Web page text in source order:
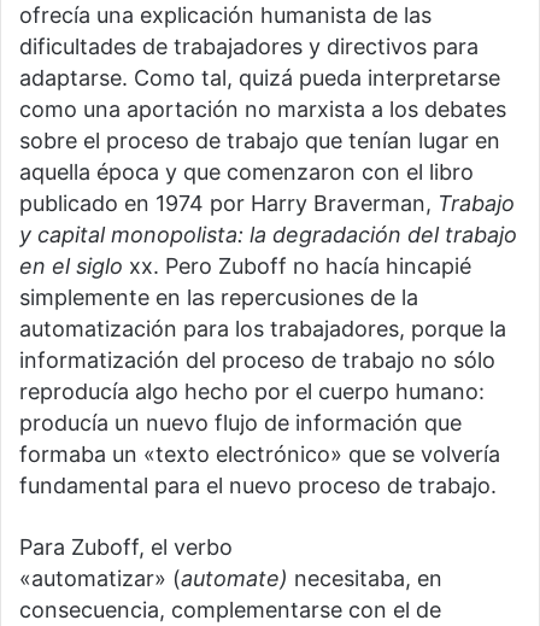
ofrecía una explicación humanista de las
dificultades de trabajadores y directivos para
adaptarse. Como tal, quizá pueda interpretarse
como una aportación no marxista a los debates
sobre el proceso de trabajo que tenían lugar en
aquella época y que comenzaron con el libro
publicado en 1974 por Harry Braverman, Trabajo
y capital monopolista: la degradación del trabajo
en el siglo xx. Pero Zuboff no hacía hincapié
simplemente en las repercusiones de la
automatización para los trabajadores, porque la
informatización del proceso de trabajo no sólo
reproducía algo hecho por el cuerpo humano:
producía un nuevo flujo de información que
formaba un «texto electrónico» que se volvería
fundamental para el nuevo proceso de trabajo.
Para Zuboff, el verbo
«automatizar» (automate) necesitaba, en
consecuencia, complementarse con el de